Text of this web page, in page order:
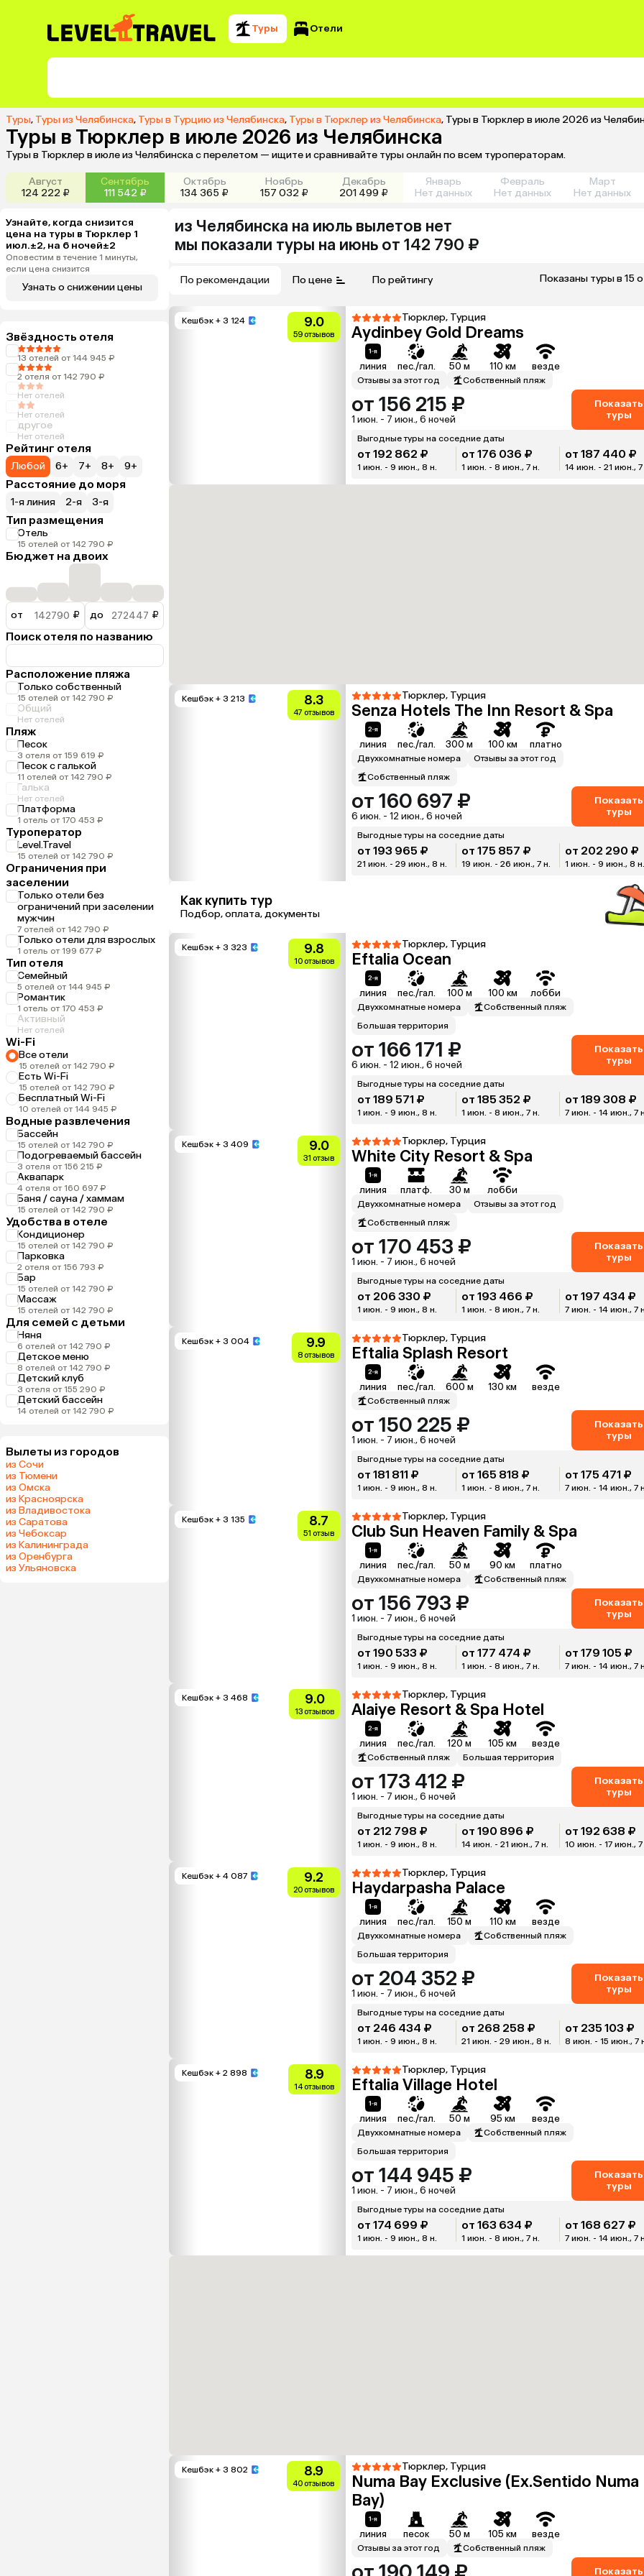
Туры Отели
Туры, Туры из Челябинска, Туры в Турцию из Челябинска, Туры в Тюрклер из Челябинска, Туры в Тюрклер в июле 2026 из
Туры в Тюрклер в июле 2026 из Челябинска
Туры в Тюрклер в июле из Челябинска с перелетом — ищите и сравнивайте туры онлайн по всем туроператорам.
Август
124 222 ₽
Сентябрь
111 542 ₽
Октябрь
134 365 ₽
Ноябрь
157 032 ₽
Декабрь
201 499 ₽
Январь
Нет данных
Февраль
Нет данных
Март
Нет данных
Узнайте, когда снизится
цена на туры в Тюрклер 1
июл.±2, на 6 ночей±2
Оповестим в течение 1 минуты,
если цена снизится
Узнать о снижении цены
Звёздность отеля
13 отелей от 144 945 ₽
2 отеля от 142 790 ₽
Нет отелей
Нет отелей
другое
Нет отелей
Рейтинг отеля
Любой 6+ 7+ 8+ 9+
Расстояние до моря
1-я линия 2-я 3-я
Тип размещения
Отель
15 отелей от 142 790 ₽
Бюджет на двоих
от ₽ до ₽
Поиск отеля по названию
Расположение пляжа
Только собственный
15 отелей от 142 790 ₽
Общий
Нет отелей
Пляж
Песок
3 отеля от 159 619 ₽
Песок с галькой
11 отелей от 142 790 ₽
Галька
Нет отелей
Платформа
1 отель от 170 453 ₽
Туроператор
Level.Travel
15 отелей от 142 790 ₽
Ограничения при
заселении
Только отели без
ограничений при заселении
мужчин
7 отелей от 142 790 ₽
Только отели для взрослых
1 отель от 199 677 ₽
Тип отеля
Семейный
5 отелей от 144 945 ₽
Романтик
1 отель от 170 453 ₽
Активный
Нет отелей
Wi-Fi
Все отели
15 отелей от 142 790 ₽
Есть Wi-Fi
15 отелей от 142 790 ₽
Бесплатный Wi-Fi
10 отелей от 144 945 ₽
Водные развлечения
Бассейн
15 отелей от 142 790 ₽
Подогреваемый бассейн
3 отеля от 156 215 ₽
Аквапарк
4 отеля от 160 697 ₽
Баня / сауна / хаммам
15 отелей от 142 790 ₽
Удобства в отеле
Кондиционер
15 отелей от 142 790 ₽
Парковка
2 отеля от 156 793 ₽
Бар
15 отелей от 142 790 ₽
Массаж
15 отелей от 142 790 ₽
Для семей с детьми
Няня
6 отелей от 142 790 ₽
Детское меню
8 отелей от 142 790 ₽
Детский клуб
3 отеля от 155 290 ₽
Детский бассейн
14 отелей от 142 790 ₽
Вылеты из городов
из Сочи
из Тюмени
из Омска
из Красноярска
из Владивостока
из Саратова
из Чебоксар
из Калининграда
из Оренбурга
из Ульяновска
из Челябинска на июль вылетов нет
мы показали туры на июнь от 142 790 ₽
По рекомендации По цене По рейтингу Показаны туры в 15
Кешбэк + 3 124 9.0
59 отзывов
Тюрклер, Турция
Aydinbey Gold Dreams
линия пес./гал. 50 м 110 км везде
Отзывы за этот год Собственный пляж
от 156 215 ₽
1 июн. - 7 июн., 6 ночей
Показать
туры
Выгодные туры на соседние даты
от 192 862 ₽
1 июн. - 9 июн., 8 н.
от 176 036 ₽
1 июн. - 8 июн., 7 н.
от 187 440 ₽
14 июн. - 21 июн., 7
Кешбэк + 3 213 8.3
47 отзывов
Тюрклер, Турция
Senza Hotels The Inn Resort & Spa
линия пес./гал. 300 м 100 км платно
Двухкомнатные номера
Отзывы за этот год
Собственный пляж
от 160 697 ₽
6 июн. - 12 июн., 6 ночей
Показать
туры
Выгодные туры на соседние даты
от 193 965 ₽
21 июн. - 29 июн., 8 н.
от 175 857 ₽
19 июн. - 26 июн., 7 н.
от 202 290 ₽
1 июн. - 9 июн., 8
Как купить тур
Подбор, оплата, документы
Кешбэк + 3 323 9.8
10 отзывов
Тюрклер, Турция
Eftalia Ocean
линия пес./гал. 100 м 100 км лобби
Двухкомнатные номера
Собственный пляж
Большая территория
от 166 171 ₽
6 июн. - 12 июн., 6 ночей
Показать
туры
Выгодные туры на соседние даты
от 189 571 ₽
1 июн. - 9 июн., 8 н.
от 185 352 ₽
1 июн. - 8 июн., 7 н.
от 189 308 ₽
7 июн. - 14 июн., 7
Кешбэк + 3 409 9.0
31 отзыв
Тюрклер, Турция
White City Resort & Spa
линия платф. 30 м лобби
Двухкомнатные номера
Отзывы за этот год
Собственный пляж
от 170 453 ₽
1 июн. - 7 июн., 6 ночей
Показать
туры
Выгодные туры на соседние даты
от 206 330 ₽
1 июн. - 9 июн., 8 н.
от 193 466 ₽
1 июн. - 8 июн., 7 н.
от 197 434 ₽
7 июн. - 14 июн., 7
Кешбэк + 3 004 9.9
8 отзывов
Тюрклер, Турция
Eftalia Splash Resort
линия пес./гал. 600 м 130 км везде
Собственный пляж
от 150 225 ₽
1 июн. - 7 июн., 6 ночей
Показать
туры
Выгодные туры на соседние даты
от 181 811 ₽
1 июн. - 9 июн., 8 н.
от 165 818 ₽
1 июн. - 8 июн., 7 н.
от 175 471 ₽
7 июн. - 14 июн., 7
Кешбэк + 3 135 8.7
51 отзыв
Тюрклер, Турция
Club Sun Heaven Family & Spa
линия пес./гал. 50 м 90 км платно
Двухкомнатные номера Собственный пляж
от 156 793 ₽
1 июн. - 7 июн., 6 ночей
Показать
туры
Выгодные туры на соседние даты
от 190 533 ₽
1 июн. - 9 июн., 8 н.
от 177 474 ₽
1 июн. - 8 июн., 7 н.
от 179 105 ₽
7 июн. - 14 июн., 7
Кешбэк + 3 468 9.0
13 отзывов
Тюрклер, Турция
Alaiye Resort & Spa Hotel
линия пес./гал. 120 м 105 км везде
Собственный пляж Большая территория
от 173 412 ₽
1 июн. - 7 июн., 6 ночей
Показать
туры
Выгодные туры на соседние даты
от 212 798 ₽
1 июн. - 9 июн., 8 н.
от 190 896 ₽
14 июн. - 21 июн., 7 н.
от 192 638 ₽
10 июн. - 17 июн., 7
Кешбэк + 4 087 9.2
20 отзывов
Тюрклер, Турция
Haydarpasha Palace
линия пес./гал. 150 м 110 км везде
Двухкомнатные номера
Собственный пляж
Большая территория
от 204 352 ₽
1 июн. - 7 июн., 6 ночей
Показать
туры
Выгодные туры на соседние даты
от 246 434 ₽
1 июн. - 9 июн., 8 н.
от 268 258 ₽
21 июн. - 29 июн., 8 н.
от 235 103 ₽
8 июн. - 15 июн., 7
Кешбэк + 2 898 8.9
14 отзывов
Тюрклер, Турция
Eftalia Village Hotel
линия пес./гал. 50 м 95 км везде
Двухкомнатные номера
Собственный пляж
Большая территория
от 144 945 ₽
1 июн. - 7 июн., 6 ночей
Показать
туры
Выгодные туры на соседние даты
от 174 699 ₽
1 июн. - 9 июн., 8 н.
от 163 634 ₽
1 июн. - 8 июн., 7 н.
от 168 627 ₽
7 июн. - 14 июн., 7
Кешбэк + 3 802 8.9
40 отзывов
Тюрклер, Турция
Numa Bay Exclusive (Ex.Sentido Numa
Bay)
линия песок 50 м 105 км везде
Отзывы за этот год Собственный пляж
Показать